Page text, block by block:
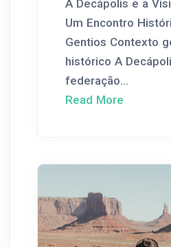
A Decápolis e a
Um Encontro
Gentios Contexto
histórico A
federação...
Read More